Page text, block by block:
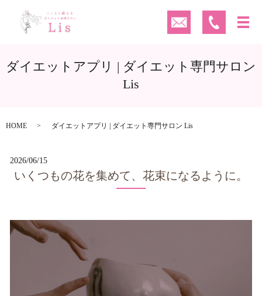
ダイエットアプリ | ダイエット専門サロン
Lis
HOME ダイエットアプリ | ダイエット専門サロン Lis
2026/06/15
いくつもの花を集めて、花束になるように。